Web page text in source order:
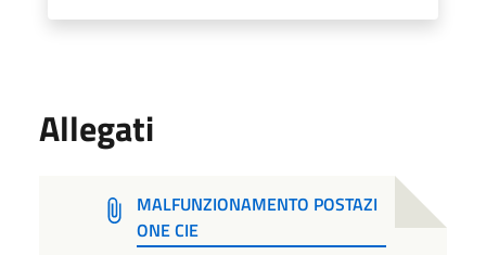
Allegati
MALFUNZIONAMENTO POSTAZI
ONE CIE